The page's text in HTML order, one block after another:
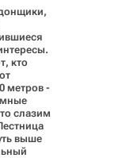
кто
метров -
слазим
выше